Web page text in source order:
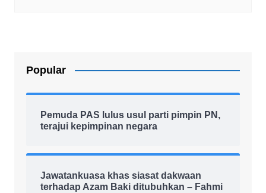
Popular
Pemuda PAS lulus usul parti pimpin PN,
terajui kepimpinan negara
Jawatankuasa khas siasat dakwaan
terhadap Azam Baki ditubuhkan – Fahmi